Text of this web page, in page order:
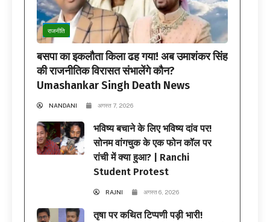
राजनीति
बसपा का इकलौता किला ढह गया! अब उमाशंकर सिंह
की राजनीतिक विरासत संभालेंगे कौन?
Umashankar Singh Death News
NANDANI अगस्त 7, 2026
भविष्य बचाने के लिए भविष्य दांव पर!
सोनम वांगचुक के एक फोन कॉल पर
रांची में क्या हुआ? | Ranchi
Student Protest
RAJNI अगस्त 6, 2026
तृषा पर कथित टिप्पणी पड़ी भारी!